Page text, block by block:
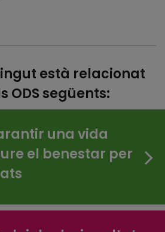
està relacionat
ODS següents:
una vida
el benestar per